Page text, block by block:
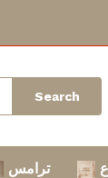
Search
ترامس